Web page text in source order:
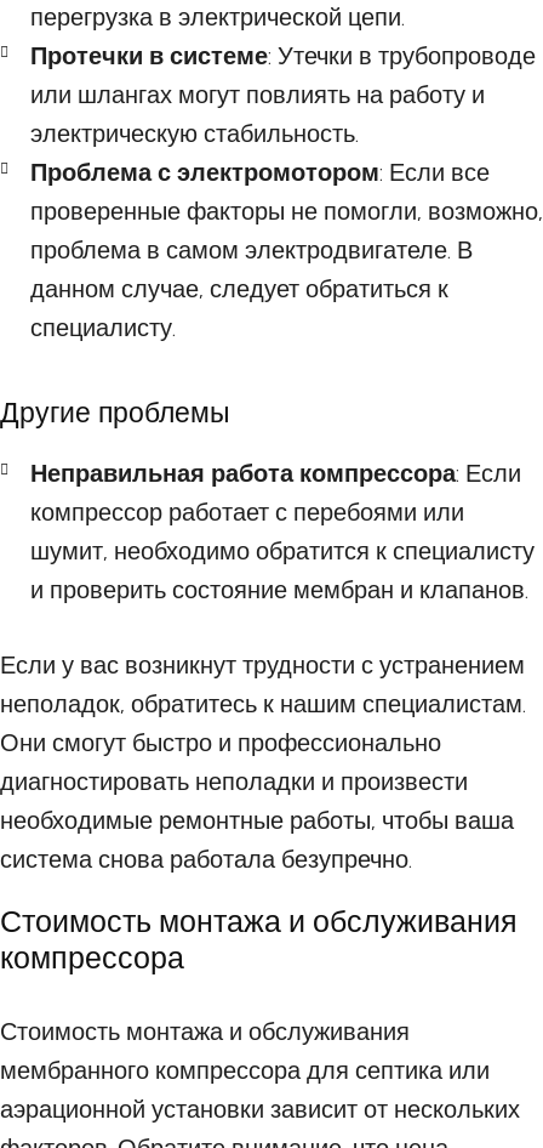
перегрузка в электрической цепи.
Протечки в системе: Утечки в трубопроводе
или шлангах могут повлиять на работу и
электрическую стабильность.
Проблема с электромотором: Если все
проверенные факторы не помогли, возможно,
проблема в самом электродвигателе. В
данном случае, следует обратиться к
специалисту.
Другие проблемы
Неправильная работа компрессора: Если
компрессор работает с перебоями или
шумит, необходимо обратится к специалисту
и проверить состояние мембран и клапанов.
Если у вас возникнут трудности с устранением
неполадок, обратитесь к нашим специалистам.
Они смогут быстро и профессионально
диагностировать неполадки и произвести
необходимые ремонтные работы, чтобы ваша
система снова работала безупречно.
Стоимость монтажа и обслуживания
компрессора
Стоимость монтажа и обслуживания
мембранного компрессора для септика или
аэрационной установки зависит от нескольких